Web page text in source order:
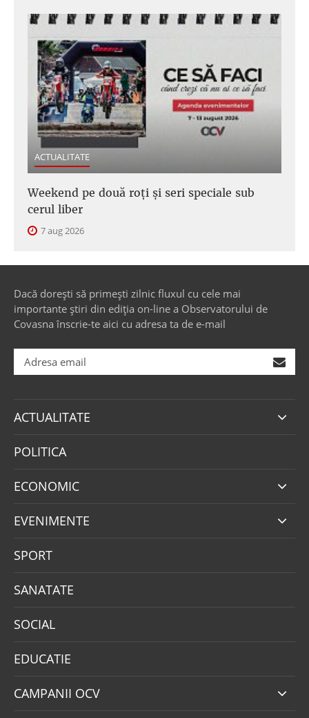
ACTUALITATE
Weekend pe două roți și seri speciale sub
cerul liber
7 aug 2026
Dacă dorești să primești zilnic fluxul cu cele mai
importante știri din ediția on-line a Observatorului de
Covasna înscrie-te aici cu adresa ta de e-mail
ACTUALITATE
POLITICA
ECONOMIC
EVENIMENTE
SPORT
SANATATE
SOCIAL
EDUCATIE
CAMPANII OCV